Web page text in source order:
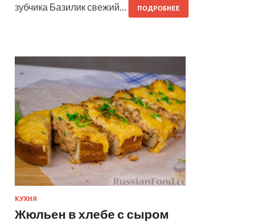
зубчика Базилик свежий…
ПОДРОБНЕЕ
КУХНЯ
Жюльен в хлебе с сыром